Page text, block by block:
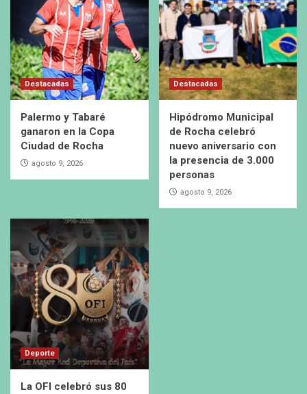
Destacadas
Palermo y Tabaré
ganaron en la Copa
Ciudad de Rocha
agosto 9, 2026
Destacadas
Hipódromo Municipal
de Rocha celebró
nuevo aniversario con
la presencia de 3.000
personas
agosto 9, 2026
Deporte
La OFI celebró sus 80